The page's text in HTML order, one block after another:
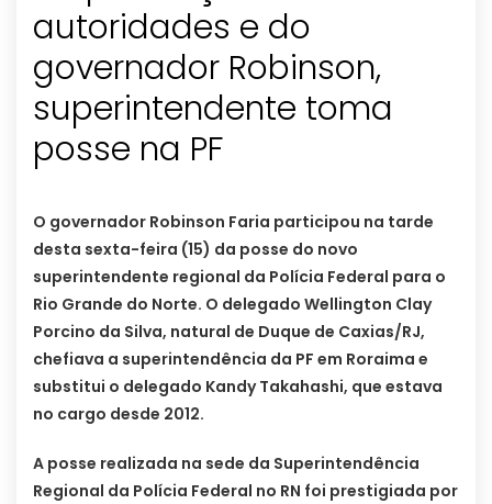
autoridades e do
governador Robinson,
superintendente toma
O governador Robinson Faria participou na tarde
desta sexta-feira (15) da posse do novo
superintendente regional da Polícia Federal para o
Rio Grande do Norte. O delegado Wellington Clay
Porcino da Silva, natural de Duque de Caxias/RJ,
chefiava a superintendência da PF em Roraima e
substitui o delegado Kandy Takahashi, que estava
no cargo desde 2012.
A posse realizada na sede da Superintendência
Regional da Polícia Federal no RN foi prestigiada por